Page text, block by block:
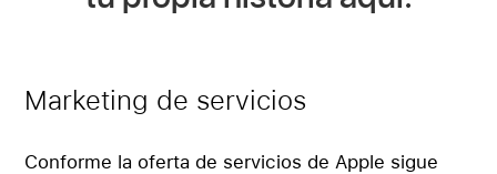
Marketing de servicios
Conforme la oferta de servicios de Apple sigue